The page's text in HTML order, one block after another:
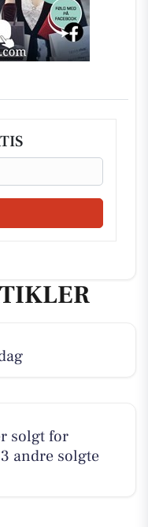
solgt for
andre solgte